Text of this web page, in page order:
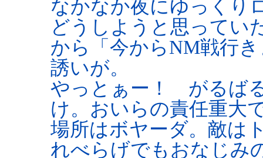
なかなか夜にゆっくり
どうしようと思ってい
から「今からNM戦行
誘いが。
やっとぁー！ がるば
け。おいらの責任重大
場所はボヤーダ。敵は
れべらげでもおなじみ